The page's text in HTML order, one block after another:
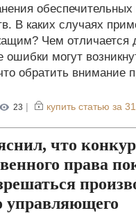
В каких случаях
Чем отличается
могут
обратить внимание
23 | купить статью за
что
права
управляющего